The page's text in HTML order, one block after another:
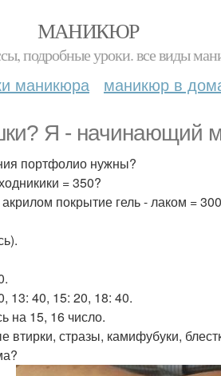
МАНИКЮР
подробные уроки. все виды
маникюра маникюр в
Я - начинающий
портфолио нужны?
= 350?
покрытие гель - лаком =
13: 40, 15: 20, 18: 40.
на 15, 16 число.
втирки, стразы, камифубуки,